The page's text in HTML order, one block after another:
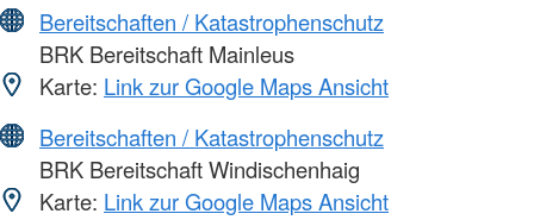
Bereitschaften / Katastrophenschutz
BRK Bereitschaft Mainleus
Karte: Link zur Google Maps Ansicht
Bereitschaften / Katastrophenschutz
BRK Bereitschaft Windischenhaig
Karte: Link zur Google Maps Ansicht